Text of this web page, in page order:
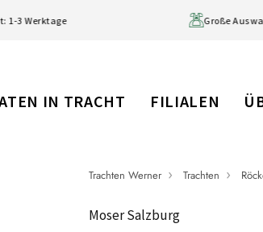
1-3 Werktage Große
IN TRACHT FILIALEN
Trachten Werner Trachten
Moser Salzburg